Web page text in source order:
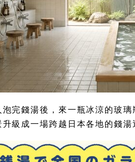
泡完錢湯後，來一瓶冰涼的玻
升級成一場跨越日本各地的錢湯